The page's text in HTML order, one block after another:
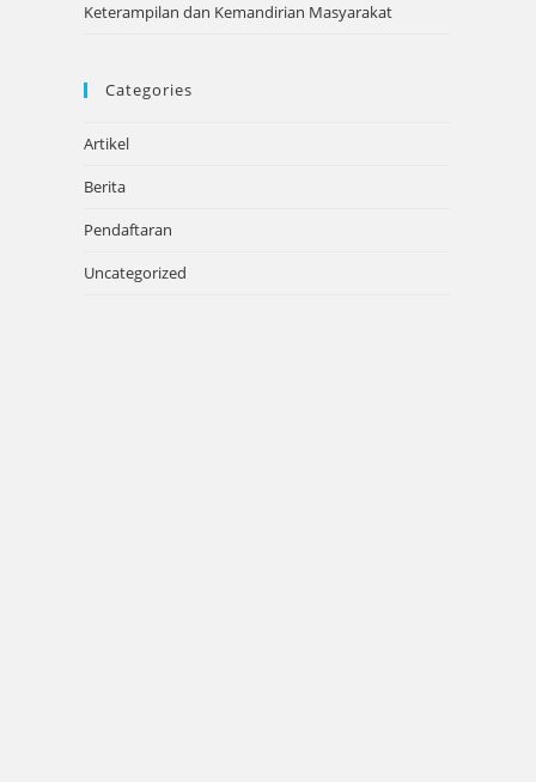
Keterampilan dan Kemandirian Masyarakat
Categories
Artikel
Berita
Pendaftaran
Uncategorized